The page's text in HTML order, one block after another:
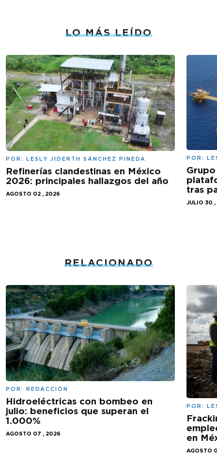
LO MÁS LEÍDO
POR: LESLY JIDERTH SÁNCHEZ PINEDA
Refinerías clandestinas en México
2026: principales hallazgos del año
AGOSTO 02 , 2026
POR:
tras
JULIO 30
RELACIONADO
POR: REDACCIÓN
Hidroeléctricas con bombeo en
julio: beneficios que superan el
1.000%
AGOSTO 07 , 2026
POR:
en
AGOSTO